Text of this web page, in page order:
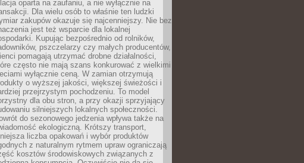
oparta na zaufaniu, a nie wyłącznie na
Dla wielu osób to właśnie ten ludzki
zakupów okazuje się najcenniejszy. Nie bez
jest też wsparcie dla lokalnej
Kupując bezpośrednio od rolników,
pszczelarzy czy małych producentów,
pomagają utrzymać drobne działalności,
często nie mają szans konkurować z wielkimi
wyłącznie ceną. W zamian otrzymują
o wyższej jakości, większej świeżości i
przejrzystym pochodzeniu. To model
dla obu stron, a przy okazji sprzyjający
silniejszych lokalnych społeczności.
do sezonowego jedzenia wpływa także na
ekologiczną. Krótszy transport,
liczba opakowań i wybór produktów
z naturalnym rytmem upraw ograniczają
kosztów środowiskowych związanych z